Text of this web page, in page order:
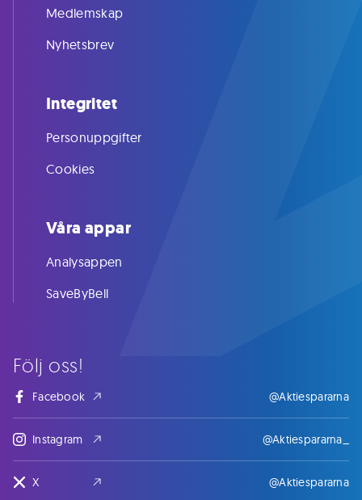
Följ oss!
Facebook @Aktiespararna
Instagram @Aktiespararna_
X @Aktiespararna
Medlemskap
Nyhetsbrev
Integritet
Personuppgifter
Cookies
Våra appar
Analysappen
SaveByBell